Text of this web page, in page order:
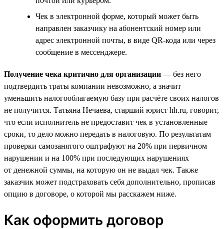
Чек в электронной форме, который может быть
направлен заказчику на абонентский номер или
адрес электронной почты, в виде QR-кода или через
сообщение в мессенджере.
Получение чека критично для организации — без него
подтвердить траты компании невозможно, а значит
уменьшить налогооблагаемую базу при расчёте своих налогов
не получится. Татьяна Нечаева, старший юрист hh.ru, говорит,
что если исполнитель не предоставит чек в установленные
сроки, то дело можно передать в налоговую. По результатам
проверки самозанятого оштрафуют на 20% при первичном
нарушении и на 100% при последующих нарушениях
от денежной суммы, на которую он не выдал чек. Также
заказчик может подстраховать себя дополнительно, прописав
опцию в договоре, о которой мы расскажем ниже.
Как оформить договор